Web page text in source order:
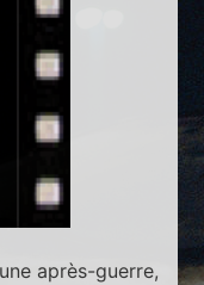
après-guerre,